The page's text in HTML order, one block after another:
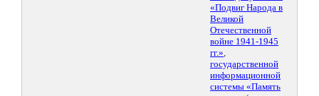
«Подвиг Народа в
Великой
Отечественной
войне 1941-1945
гг.»,
государственной
информационной
системы «Память